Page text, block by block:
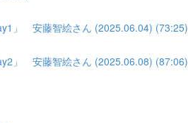
」 安藤智絵さん (2025.06.04) (73:25)
」 安藤智絵さん (2025.06.08) (87:06)